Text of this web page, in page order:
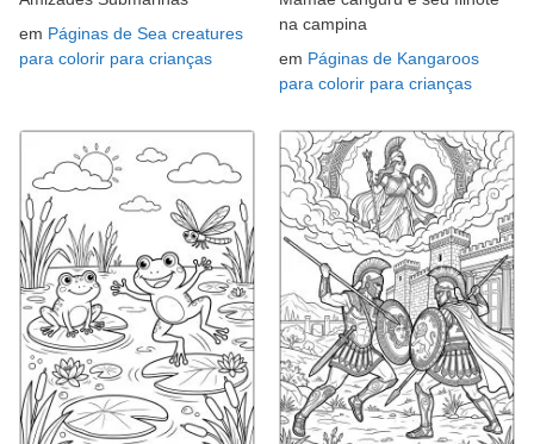
em Páginas de Sea creatures
para colorir para crianças
na campina
em Páginas de Kangaroos
para colorir para crianças